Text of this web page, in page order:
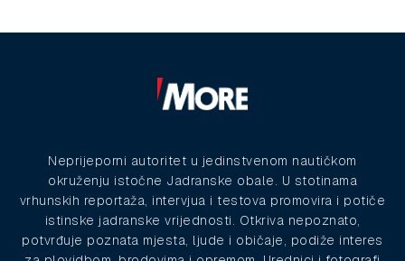
Neprijeporni autoritet u jedinstvenom nautičkom
okruženju istočne Jadranske obale. U stotinama
vrhunskih reportaža, intervjua i testova promovira i potiče
istinske jadranske vrijednosti. Otkriva nepoznato,
potvrđuje poznata mjesta, ljude i običaje, podiže interes